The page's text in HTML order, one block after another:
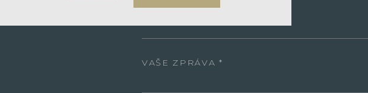
VAŠE ZPRÁVA